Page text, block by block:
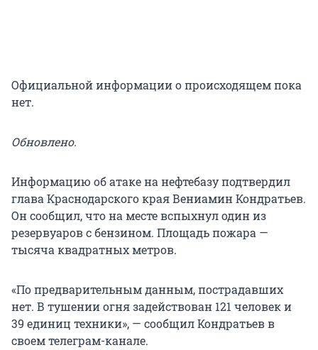
Официальной информации о происходящем пока
нет.
Обновлено.
Информацию об атаке на нефтебазу подтвердил
глава Краснодарского края Вениамин Кондратьев.
Он сообщил, что на месте вспыхнул один из
резервуаров с бензином. Площадь пожара —
тысяча квадратных метров.
«По предварительным данным, пострадавших
нет. В тушении огня задействован 121 человек и
39 единиц техники», — сообщил Кондратьев в
своем телеграм-канале.